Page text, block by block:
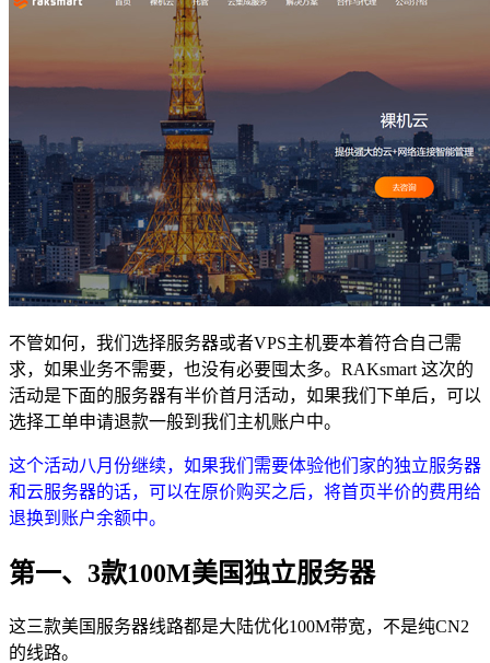
不管如何，我们选择服务器或者VPS主机要本着符合自己需
求，如果业务不需要，也没有必要囤太多。RAKsmart 这次的
活动是下面的服务器有半价首月活动，如果我们下单后，可以
选择工单申请退款一般到我们主机账户中。
这个活动八月份继续，如果我们需要体验他们家的独立服务器
和云服务器的话，可以在原价购买之后，将首页半价的费用给
退换到账户余额中。
第一、3款100M美国独立服务器
这三款美国服务器线路都是大陆优化100M带宽，不是纯CN2
的线路。